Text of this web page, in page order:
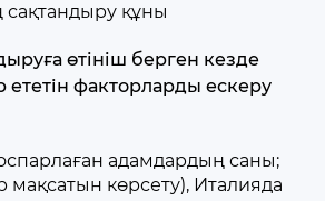
құны
өтініш берген кезде
факторларды ескеру
адамдардың саны;
мақсатын көрсету), Италияда